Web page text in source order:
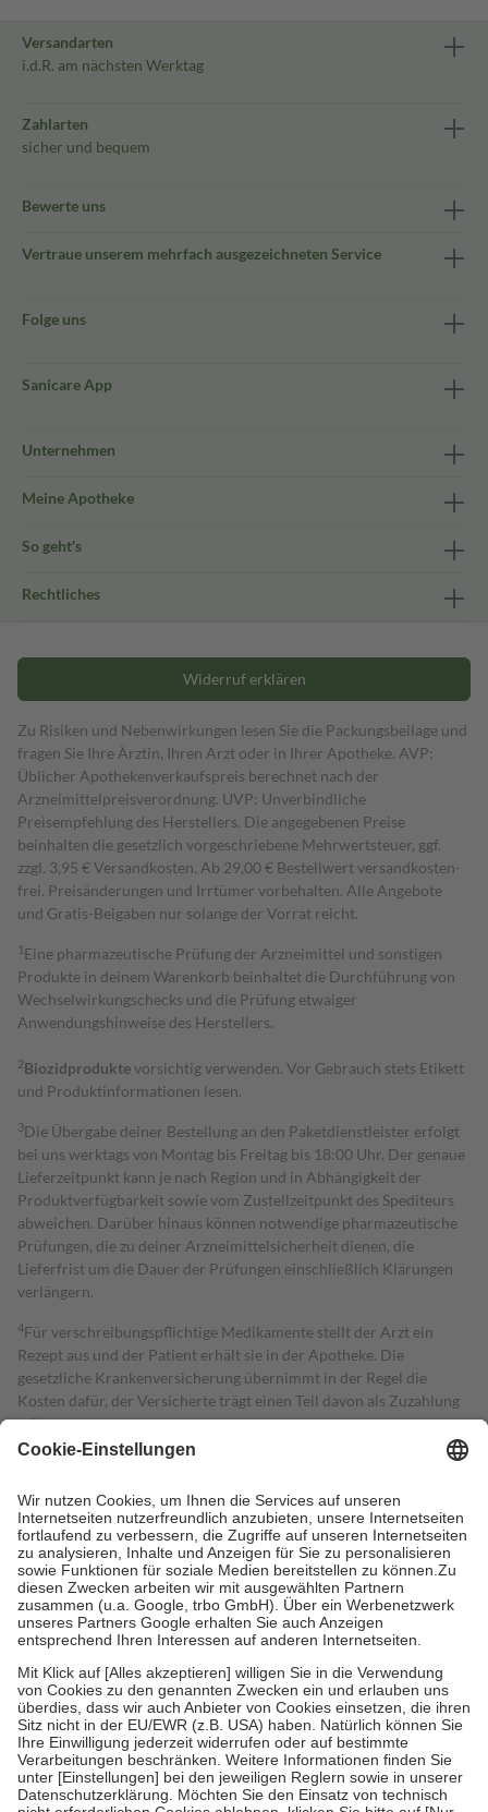
Versandarten
i.d.R. am nächsten Werktag
Zahlarten
sicher und bequem
Bewerte uns
Vertraue unserem mehrfach ausgezeichneten Service
Folge uns
Sanicare App
Unternehmen
Meine Apotheke
So geht's
Rechtliches
Widerruf erklären
Zu Risiken und Nebenwirkungen lesen Sie die Packungsbeilage und
fragen Sie Ihre Ärztin, Ihren Arzt oder in Ihrer Apotheke. AVP:
Üblicher Apothekenverkaufspreis berechnet nach der
Arzneimittelpreisverordnung. UVP: Unverbindliche
Preisempfehlung des Herstellers. Die angegebenen Preise
beinhalten die gesetzlich vorgeschriebene Mehrwertsteuer, ggf.
zzgl. 3,95 € Versandkosten. Ab 29,00 € Bestell­wert versand­kosten­
frei. Preisänderungen und Irrtümer vorbehalten. Alle Angebote
und Gratis-Beigaben nur solange der Vorrat reicht.
1 Eine pharmazeutische Prüfung der Arzneimittel und sonstigen
Produkte in deinem Warenkorb beinhaltet die Durchführung von
Wechselwirkungschecks und die Prüfung etwaiger
Anwendungshinweise des Herstellers.
2Biozidproduktevorsichtig verwenden. Vor Gebrauch stets Etikett
und Produktinformationen lesen.
3Die Übergabe deiner Bestellung an den Paketdienstleister erfolgt
bei uns werktags von Montag bis Freitag bis 18:00 Uhr. Der genaue
Lieferzeitpunkt kann je nach Region und in Abhängigkeit der
Produktverfügbarkeit sowie vom Zustellzeitpunkt des Spediteurs
abweichen. Darüber hinaus können notwendige pharmazeutische
Prüfungen, die zu deiner Arzneimittelsicherheit dienen, die
Lieferfrist um die Dauer der Prüfungen einschließlich Klärungen
verlängern.
4Für verschreibungspflichtige Medikamente stellt der Arzt ein
Rezept aus und der Patient erhält sie in der Apotheke. Die
gesetzliche Krankenversicherung übernimmt in der Regel die
Kosten dafür, der Versicherte trägt einen Teil davon als Zuzahlung
mit.
Grundsätzlich leisten Mitglieder Zuzahlungen in Höhe von zehn
höchstens zehn Euro.
Es sind jedoch nie mehr als die tatsächlichen
Kosten der Leistung zu entrichten.
Diese Regeln gelten grundsätzlich auch für Online-Apotheken.
Bei Heilmitteln und häuslicher Krankenpflege beträgt die
Zuzahlung zehn Prozent der Kosten sowie zehn Euro je
Verordnung.
Um das Engagement der Versicherten für ihre eigene Gesundheit zu
stärken und die besondere Stellung der Familie zu unterstützen,
fallenkeine Zuzahlungenan bei:
• Kindern und Jugendlichen bis zum vollendeten 18. Lebensjahr
mit Ausnahme der Fahrkosten
• Untersuchungen zur Vorsorge und Früherkennung, die von der
GKV getragen werden
• empfohlenen Schutzimpfungen